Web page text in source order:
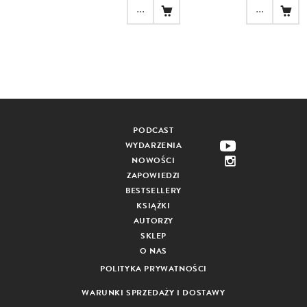
... ...
PODCAST
WYDARZENIA
NOWOŚCI
ZAPOWIEDZI
BESTSELLERY
KSIĄŻKI
AUTORZY
SKLEP
O NAS
POLITYKA PRYWATNOŚCI
WARUNKI SPRZEDAŻY I DOSTAWY